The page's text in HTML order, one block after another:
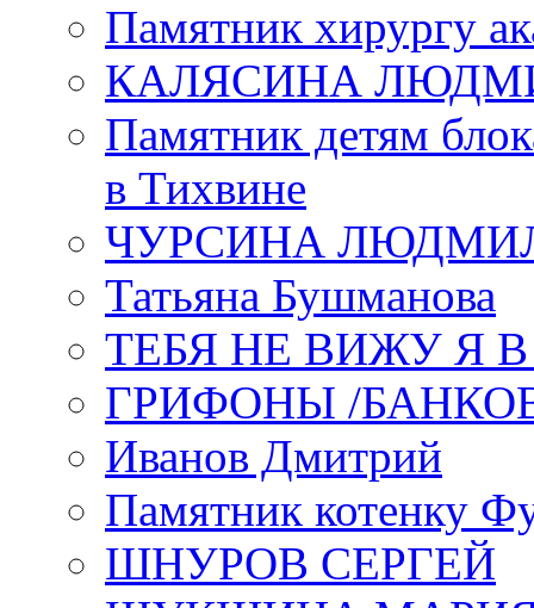
Памятник хирургу
КАЛЯСИНА
Памятник детям
в Тихвине
ЧУРСИНА
Татьяна Бушманова
ТЕБЯ НЕ ВИЖУ Я
ГРИФОНЫ /
Иванов Дмитрий
Памятник котенку
ШНУРОВ СЕРГЕЙ